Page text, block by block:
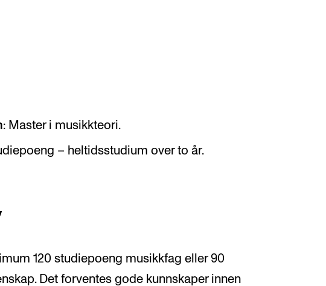
AKTUELT
Arrangementer
: Master i musikkteori.
– heltidsstudium over to år.
120 studiepoeng musikkfag eller 90
Det forventes gode kunnskaper innen